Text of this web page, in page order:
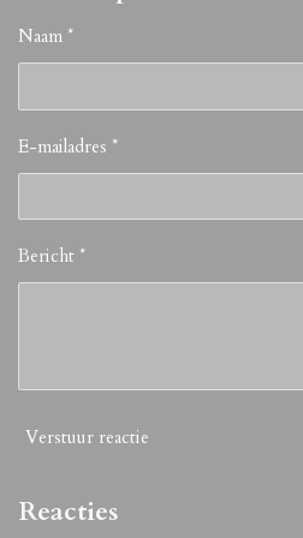
Naam *
E-mailadres *
Bericht *
Verstuur reactie
Reacties